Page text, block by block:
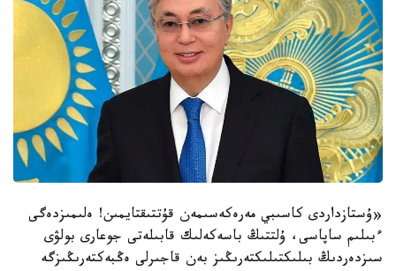
«ۇستازداردى كاسىبي مەرەكەسىمەن قۇتتىقتايمىن! ەلىمىزدەگى
ءبىلىم ساپاسى، ۇلتتىڭ باسەكەلىك قابىلەتى جوعارى بولۋى
سىزدەردىڭ بىلىكتىلىكتەرىڭىز بەن قاجىرلى ەڭبەكتەرىڭىزگە